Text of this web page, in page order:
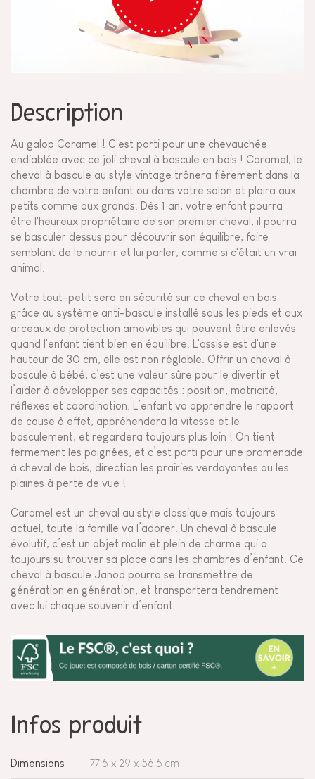
Description
Au galop Caramel ! C'est parti pour une chevauchée
endiablée avec ce joli cheval à bascule en bois ! Caramel, le
cheval à bascule au style vintage trônera fièrement dans la
chambre de votre enfant ou dans votre salon et plaira aux
petits comme aux grands. Dès 1 an, votre enfant pourra
être l'heureux propriétaire de son premier cheval, il pourra
se basculer dessus pour découvrir son équilibre, faire
semblant de le nourrir et lui parler, comme si c'était un vrai
animal.
Votre tout-petit sera en sécurité sur ce cheval en bois
grâce au système anti-bascule installé sous les pieds et aux
arceaux de protection amovibles qui peuvent être enlevés
quand l'enfant tient bien en équilibre. L'assise est d'une
hauteur de 30 cm, elle est non réglable. Offrir un cheval à
bascule à bébé, c’est une valeur sûre pour le divertir et
l’aider à développer ses capacités : position, motricité,
réflexes et coordination. L’enfant va apprendre le rapport
de cause à effet, appréhendera la vitesse et le
basculement, et regardera toujours plus loin ! On tient
fermement les poignées, et c’est parti pour une promenade
à cheval de bois, direction les prairies verdoyantes ou les
plaines à perte de vue !
Caramel est un cheval au style classique mais toujours
actuel, toute la famille va l’adorer. Un cheval à bascule
évolutif, c’est un objet malin et plein de charme qui a
toujours su trouver sa place dans les chambres d’enfant. Ce
cheval à bascule Janod pourra se transmettre de
génération en génération, et transportera tendrement
avec lui chaque souvenir d’enfant.
Infos produit
Dimensions 77,5 x 29 x 56,5 cm